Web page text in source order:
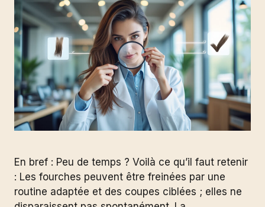
En bref : Peu de temps ? Voilà ce qu’il faut retenir
: Les fourches peuvent être freinées par une
routine adaptée et des coupes ciblées ; elles ne